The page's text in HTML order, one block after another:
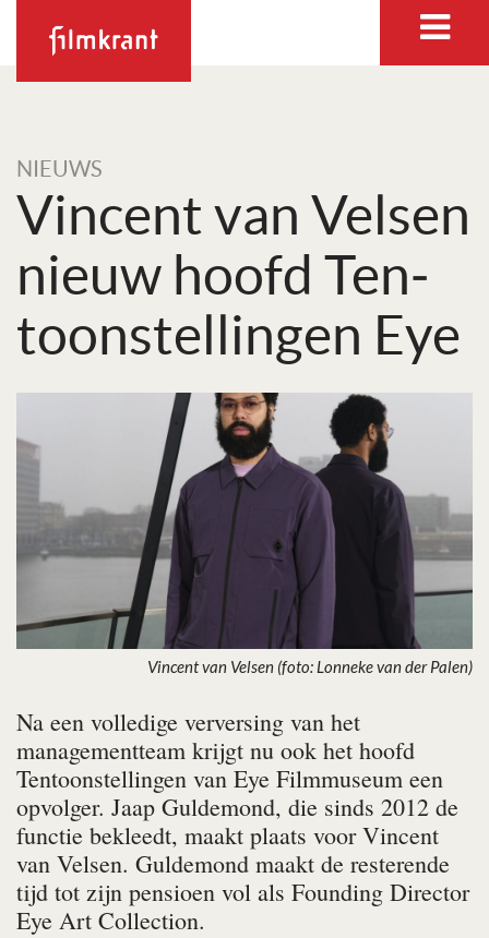
NIEUWS
Vincent van Velsen
nieuw hoofd Ten­
toon­stel­lingen Eye
Vincent van Velsen (foto: Lonneke van der Palen)
Na een volledige verversing van het
managementteam krijgt nu ook het hoofd
Tentoonstellingen van Eye Filmmuseum een
opvolger. Jaap Guldemond, die sinds 2012 de
functie bekleedt, maakt plaats voor Vincent
van Velsen. Guldemond maakt de resterende
tijd tot zijn pensioen vol als Founding Director
Eye Art Collection.